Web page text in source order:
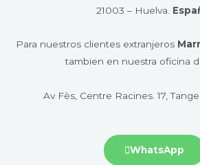
21003 – Huelva​.
Para nuestros clientes extranjeros
tambien en nuestra oficina
Av Fès, Centre Racines. 17,
WhatsApp